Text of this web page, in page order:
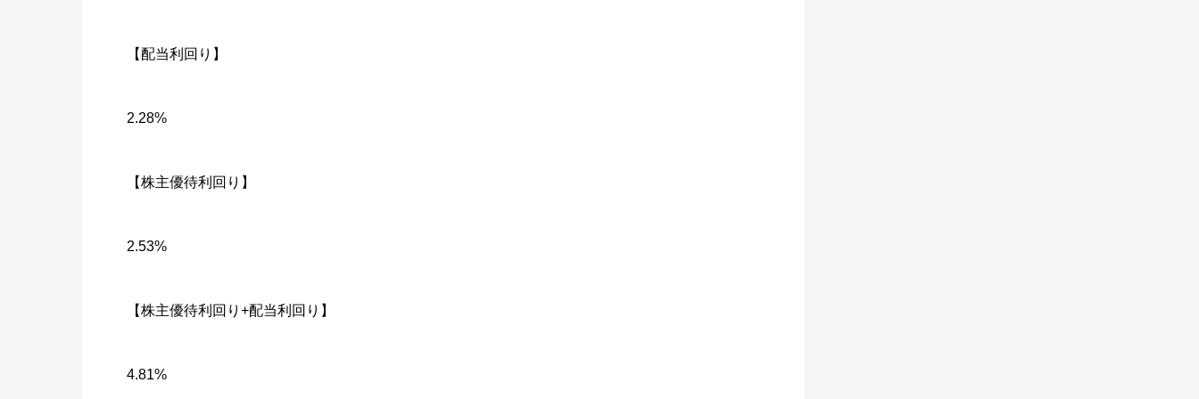
【配当利回り】
2.28%
【株主優待利回り】
2.53%
【株主優待利回り+配当利回り】
4.81%